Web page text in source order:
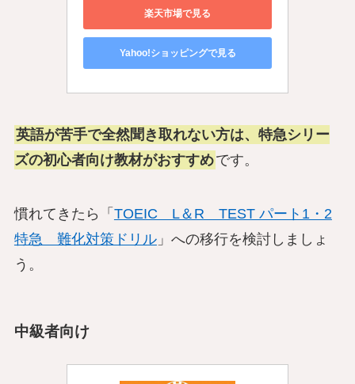
楽天市場で見る
Yahoo!ショッピングで見る
英語が苦手で全然聞き取れない方は、特急シリー
ズの初心者向け教材がおすすめです。
慣れてきたら「 TOEIC L＆R TEST パート1・2
特急 難化対策ドリル」への移行を検討しましょ
う。
中級者向け